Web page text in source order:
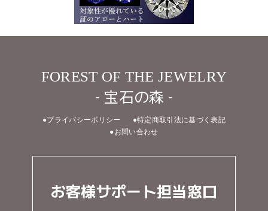
FOREST OF THE JEWELRY
- 宝石の森 -
●プライバシーポリシー
●特定商取引法に基づく表記
●お問い合わせ
お客様サポート担当窓口